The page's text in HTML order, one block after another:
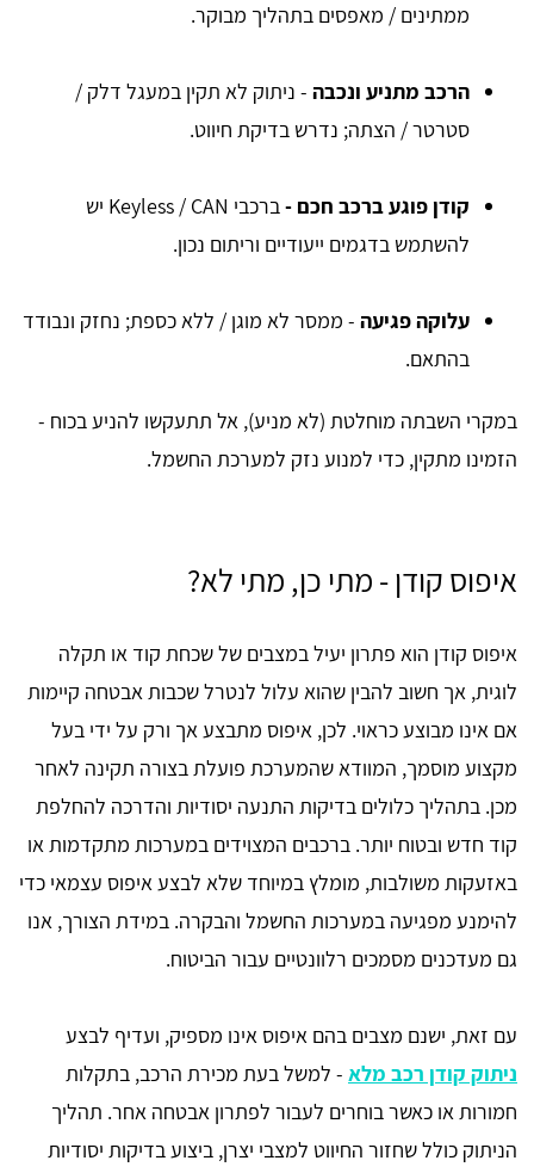
ממתינים / מאפסים בתהליך מבוקר.
הרכב מתניע ונכבה - ניתוק לא תקין במעגל דלק /
סטרטר / הצתה; נדרש בדיקת חיווט.
קודן פוגע ברכב חכם -
ברכבי Keyless / CAN יש
להשתמש בדגמים ייעודיים וריתום נכון.
עלוקה פגיעה - ממסר לא מוגן / ללא כספת; נחזק ונבודד
בהתאם.
במקרי השבתה מוחלטת (לא מניע), אל תתעקשו להניע בכוח -
הזמינו מתקין, כדי למנוע נזק למערכת החשמל.
איפוס קודן - מתי כן, מתי לא?
איפוס קודן הוא פתרון יעיל במצבים של שכחת קוד או תקלה
לוגית, אך חשוב להבין שהוא עלול לנטרל שכבות אבטחה קיימות
אם אינו מבוצע כראוי. לכן, איפוס מתבצע אך ורק על ידי בעל
מקצוע מוסמך, המוודא שהמערכת פועלת בצורה תקינה לאחר
מכן. בתהליך כלולים בדיקות התנעה יסודיות והדרכה להחלפת
קוד חדש ובטוח יותר. ברכבים המצוידים במערכות מתקדמות או
באזעקות משולבות, מומלץ במיוחד שלא לבצע איפוס עצמאי כדי
להימנע מפגיעה במערכות החשמל והבקרה. במידת הצורך, אנו
גם מעדכנים מסמכים רלוונטיים עבור הביטוח.
עם זאת, ישנם מצבים בהם איפוס אינו מספיק, ועדיף לבצע
ניתוק קודן רכב מלא - למשל בעת מכירת הרכב, בתקלות
חמורות או כאשר בוחרים לעבור לפתרון אבטחה אחר. תהליך
הניתוק כולל שחזור החיווט למצבי יצרן, ביצוע בדיקות יסודיות